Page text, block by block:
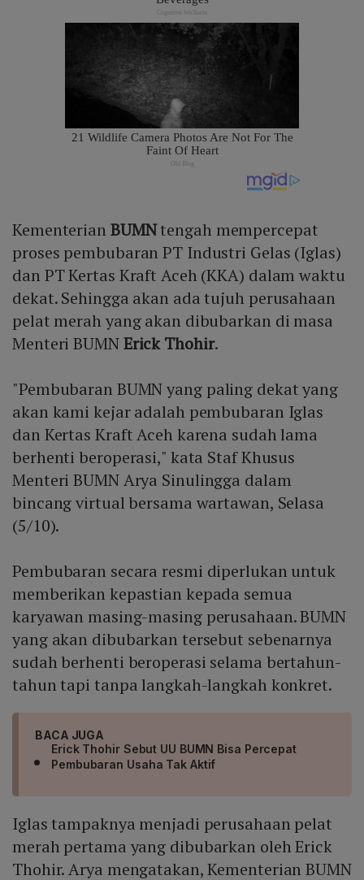
Kementerian BUMNtengah mempercepat
proses pembubaran PT Industri Gelas (Iglas)
dan PT Kertas Kraft Aceh (KKA) dalam waktu
dekat. Sehingga akan ada tujuh perusahaan
pelat merah yang akan dibubarkan di masa
Menteri BUMNErick Thohir.
"Pembubaran BUMN yang paling dekat yang
akan kami kejar adalah pembubaran Iglas
dan Kertas Kraft Aceh karena sudah lama
berhenti beroperasi," kata Staf Khusus
Menteri BUMN Arya Sinulingga dalam
bincang virtual bersama wartawan, Selasa
(5/10).
Pembubaran secara resmi diperlukan untuk
memberikan kepastian kepada semua
karyawan masing-masing perusahaan. BUMN
yang akan dibubarkan tersebut sebenarnya
sudah berhenti beroperasi selama bertahun-
tahun tapi tanpa langkah-langkah konkret.
BACA JUGA
Erick Thohir Sebut UU BUMN Bisa Percepat
Pembubaran Usaha Tak Aktif
Iglas tampaknya menjadi perusahaan pelat
merah pertama yang dibubarkan oleh Erick
Thohir. Arya mengatakan, Kementerian BUMN